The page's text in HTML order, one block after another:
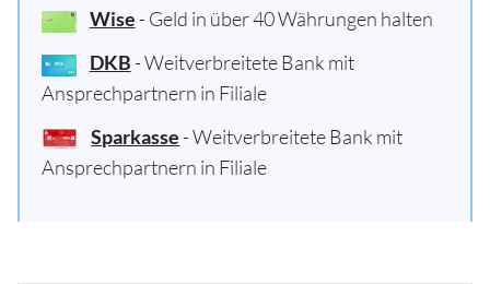
Wise - Geld in über 40 Währungen halten
DKB - Weitverbreitete Bank mit
Ansprechpartnern in Filiale
Sparkasse - Weitverbreitete Bank mit
Ansprechpartnern in Filiale